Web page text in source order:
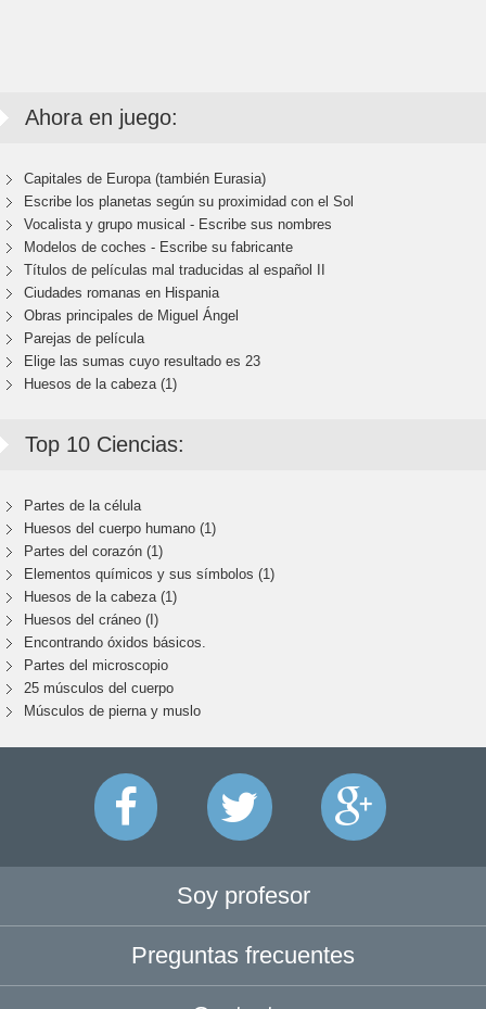
Ahora en juego:
Capitales de Europa (también Eurasia)
Escribe los planetas según su proximidad con el Sol
Vocalista y grupo musical - Escribe sus nombres
Modelos de coches - Escribe su fabricante
Títulos de películas mal traducidas al español II
Ciudades romanas en Hispania
Obras principales de Miguel Ángel
Parejas de película
Elige las sumas cuyo resultado es 23
Huesos de la cabeza (1)
Top 10 Ciencias:
Partes de la célula
Huesos del cuerpo humano (1)
Partes del corazón (1)
Elementos químicos y sus símbolos (1)
Huesos de la cabeza (1)
Huesos del cráneo (I)
Encontrando óxidos básicos.
Partes del microscopio
25 músculos del cuerpo
Músculos de pierna y muslo
Soy profesor
Preguntas frecuentes